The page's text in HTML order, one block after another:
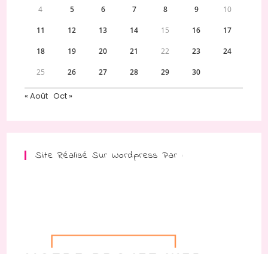
4 5 6 7 8 9 10
11 12 13 14 15 16 17
18 19 20 21 22 23 24
25 26 27 28 29 30
« Août Oct »
Site Réalisé Sur Wordpress Par :